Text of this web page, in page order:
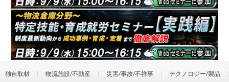
独自取材 物流施設/不動産 災害/事故/不祥事 テクノロジー/製品